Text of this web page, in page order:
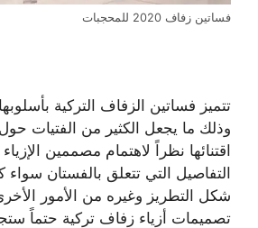
فساتين زفاف 2020 للمحجبات
تتميز فساتين الزفاف التركية
وذلك ما يجعل الكثير من الفتيات
اقتنائها نظراً لاهتمام مصممين
التفاصيل التي تتعلق بالفستان
شكل التطريز وغيره من الأمور
تصميمات أزياء زفاف تركية حتماً